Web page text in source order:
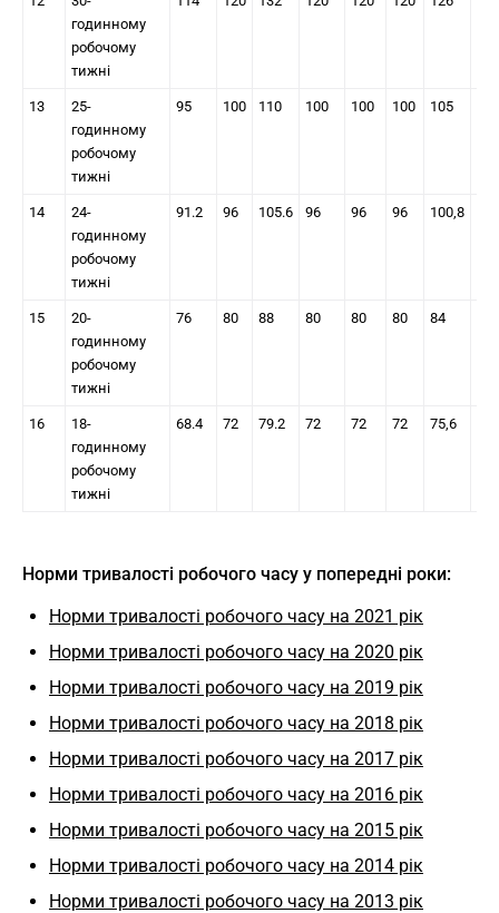
годинному
робочому
тижні
13
25-
годинному
робочому
тижні
95 100 110 100 100 100 105
14
24-
годинному
робочому
тижні
91.2 96 105.6 96 96 96 100,8
15
20-
годинному
робочому
тижні
76 80 88 80 80 80 84
16
18-
годинному
робочому
тижні
68.4 72 79.2 72 72 72 75,6
Норми тривалості робочого часу у попередні роки:
Норми тривалості робочого часу на 2021 рік
Норми тривалості робочого часу на 2020 рік
Норми тривалості робочого часу на 2019 рік
Норми тривалості робочого часу на 2018 рік
Норми тривалості робочого часу на 2017 рік
Норми тривалості робочого часу на 2016 рік
Норми тривалості робочого часу на 2015 рік
Норми тривалості робочого часу на 2014 рік
Норми тривалості робочого часу на 2013 рік